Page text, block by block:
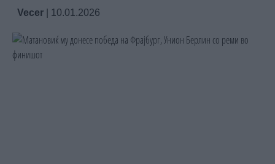
Vecer 10.01.2026